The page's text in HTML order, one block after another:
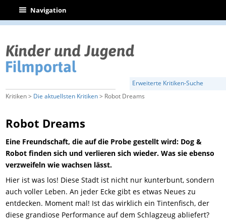
| Navigation
Erweiterte Kritiken-Suche
Kritiken > Die aktuellsten Kritiken> Robot Dreams
Robot Dreams
Eine Freundschaft, die auf die Probe gestellt wird: Dog &
Robot finden sich und verlieren sich wieder. Was sie ebenso
verzweifeln wie wachsen lässt.
Hier ist was los! Diese Stadt ist nicht nur kunterbunt, sondern
auch voller Leben. An jeder Ecke gibt es etwas Neues zu
entdecken. Moment mal! Ist das wirklich ein Tintenfisch, der
diese grandiose Performance auf dem Schlagzeug abliefert?